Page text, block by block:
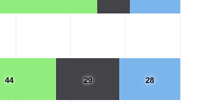
28
29
44